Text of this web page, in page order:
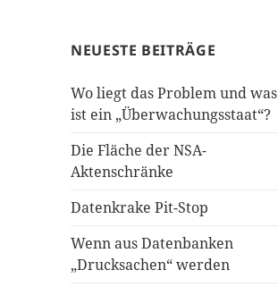
NEUESTE BEITRÄGE
Wo liegt das Problem und was
ist ein „Überwachungsstaat“?
Die Fläche der NSA-
Aktenschränke
Datenkrake Pit-Stop
Wenn aus Datenbanken
„Drucksachen“ werden